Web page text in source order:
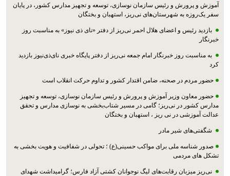
آموزش و پرورش و رئیس سازمان نوسازی، توسعه و تجهیز مدارس کشور، در پایان
سفر یک‌روزه به شهرستان‌های نی‌ریز، استهبان و بختگان
بازدید رئیس و اعضای هلال احمر نی‌ریز از دفتر «نای ذی نیوز» به مناسبت روز
خبرنگار
به مناسبت روز خبرنگار امام جمعه نی‌ریز از دفتر پایگاه خبری نای‌ذی‌نیوز بازدید
کرد
حضور مردم در صحنه، ضامن اقتدار کشور و تداوم حرکت انقلاب است
حضور معاون وزیر آموزش و پرورش و رئیس سازمان نوسازی، توسعه و تجهیز
مدارس کشور در نی‌ریز؛ گامی در مسیر شتاب‌بخشی به نوسازی مدارس و تحقق
عدالت آموزشی در نی ریز ، استهبان و بختگان
شگفتی‌های شیر مادر
صدور شناسه ملی برای مواکب حسینی(ع) ؛ تحولی در شفافیت و هویت بخشی به
تشکل های مردمی
نی‌ریز میزبان رقابت‌های لیگ نوجوانان کشتی آزاد فارس؛ گرامیداشت شهدای